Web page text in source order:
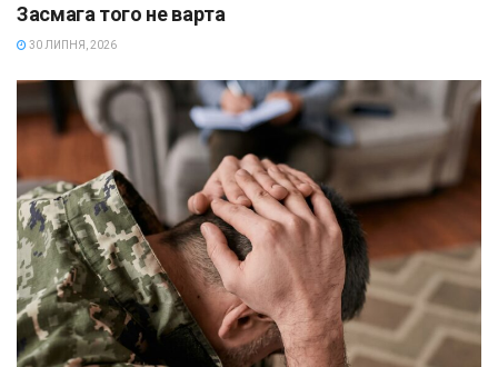
Засмага того не варта
30 ЛИПНЯ, 2026